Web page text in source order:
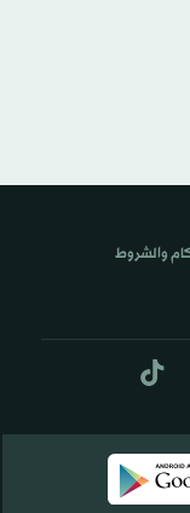
والشروط